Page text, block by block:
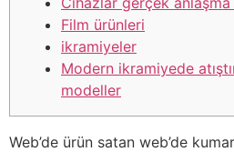
Film ürünleri
ikramiyeler
Modern ikramiyede
modeller
Web’de ürün satan web’de